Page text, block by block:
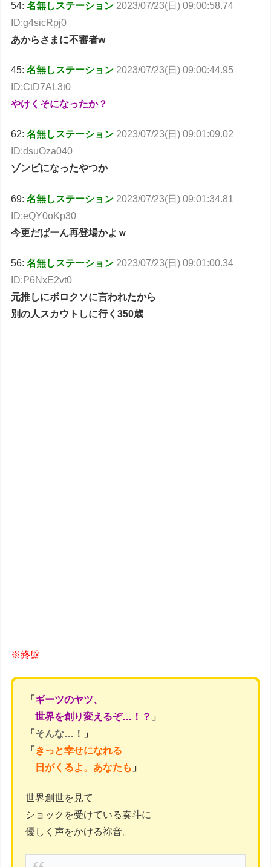
54:名無しステーション 2023/07/23(日) 09:00:58.74
ID:g4sicRpj0
あからさまに不審者w
45:名無しステーション 2023/07/23(日) 09:00:44.95
ID:CtD7AL3t0
やけくそになったか？
62:名無しステーション 2023/07/23(日) 09:01:09.02
ID:dsuOza040
ゾンビになったやつか
69:名無しステーション 2023/07/23(日) 09:01:34.81
ID:eQY0oKp30
今更だぱーん再登場かよｗ
56:名無しステーション 2023/07/23(日) 09:01:00.34
ID:P6NxE2vt0
元推しにボロクソに言われたから
別の人スカウトしに行く350歳
※終盤
「 ギーツのヤツ、
世界を創り変えるぞ…！？ 」
「 そんな…！
」
「 きっと幸せになれる
日がくるよ。あなたも 」
世界創世を見て
ショックを受けている奏斗に
優しく声をかける祢音。